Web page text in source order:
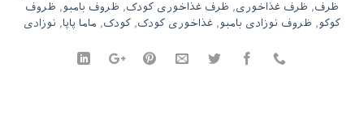
ظرف, ظرف غذاخوری, ظرف غذاخوری کودک, ظروف بامبو , ظروف
کوکو , ظروف نوزادی بامبو , غذاخوری کودک, کودک, ماما پاپا, نوزادی